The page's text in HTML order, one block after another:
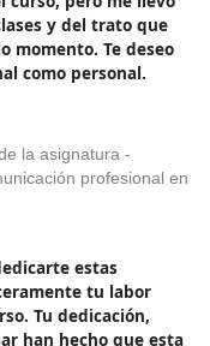
en situaciones de
de soporte vital
de
en accidentes
de los